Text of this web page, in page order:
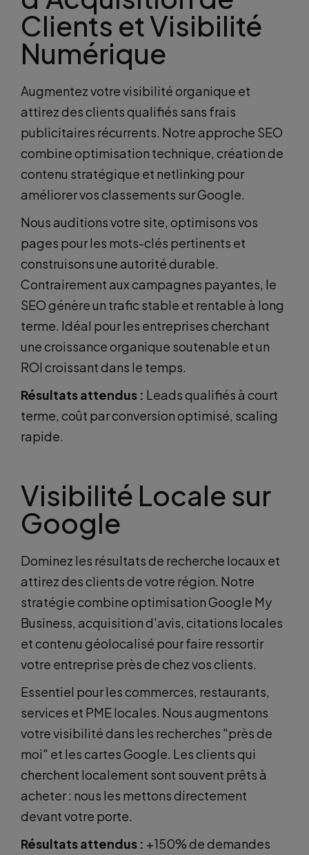
Clients et Visibilité
Numérique
Augmentez votre visibilité organique et
attirez des clients qualifiés sans frais
publicitaires récurrents. Notre approche SEO
combine optimisation technique, création de
contenu stratégique et netlinking pour
améliorer vos classements sur Google.
Nous auditions votre site, optimisons vos
pages pour les mots-clés pertinents et
construisons une autorité durable.
Contrairement aux campagnes payantes, le
SEO génère un trafic stable et rentable à long
terme. Idéal pour les entreprises cherchant
une croissance organique soutenable et un
ROI croissant dans le temps.
Résultats attendus : Leads qualifiés à court
terme, coût par conversion optimisé, scaling
rapide.
Visibilité Locale sur
Google
Dominez les résultats de recherche locaux et
attirez des clients de votre région. Notre
stratégie combine optimisation Google My
Business, acquisition d'avis, citations locales
et contenu géolocalisé pour faire ressortir
votre entreprise près de chez vos clients.
Essentiel pour les commerces, restaurants,
services et PME locales. Nous augmentons
votre visibilité dans les recherches "près de
moi" et les cartes Google. Les clients qui
cherchent localement sont souvent prêts à
acheter : nous les mettons directement
devant votre porte.
Résultats attendus : +150% de demandes